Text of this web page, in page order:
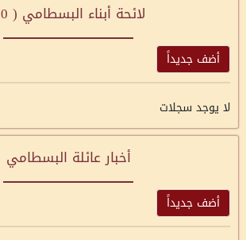
لائحة أبناء البسطامي ( 0
أضف جديداً
لا يوجد سجلات
أخبار عائلة البسطامي
أضف جديداً